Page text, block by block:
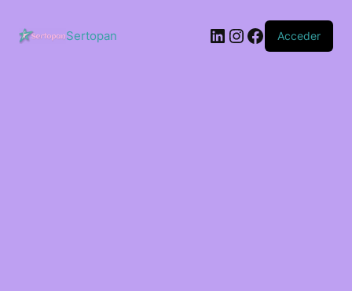
contenido
Sertopan LinkedIn
Instagram
Facebook
Acceder